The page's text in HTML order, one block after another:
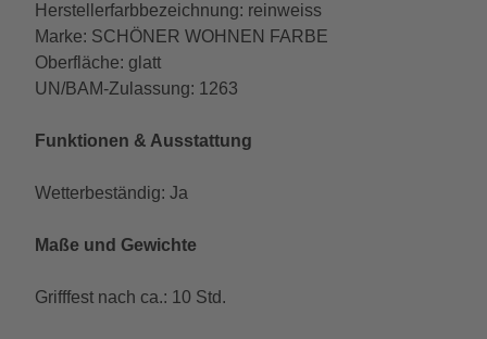
Herstellerfarbbezeichnung: reinweiss
Marke: SCHÖNER WOHNEN FARBE
Oberfläche: glatt
UN/BAM-Zulassung: 1263
Funktionen & Ausstattung
Wetterbeständig: Ja
Maße und Gewichte
Grifffest nach ca.: 10 Std.